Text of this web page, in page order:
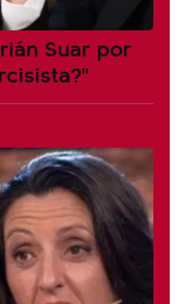
Suar por